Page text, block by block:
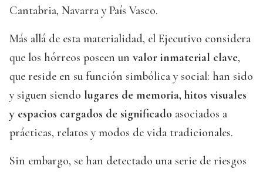
Cantabria, Navarra y País Vasco.
Más allá de esta materialidad, el Ejecutivo considera
que los hórreos poseen un valor inmaterial clave,
que reside en su función simbólica y social: han sido
y siguen siendo lugares de memoria, hitos visuales
y espacios cargados de significado asociados a
prácticas, relatos y modos de vida tradicionales.
Sin embargo, se han detectado una serie de riesgos